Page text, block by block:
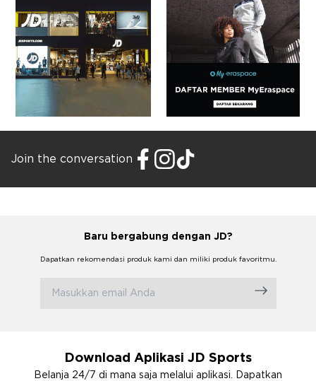
Join the conversation
Baru bergabung dengan JD?
Dapatkan rekomendasi produk kami dan miliki produk favoritmu.
Download Aplikasi JD Sports
Belanja 24/7 di mana saja melalui aplikasi. Dapatkan